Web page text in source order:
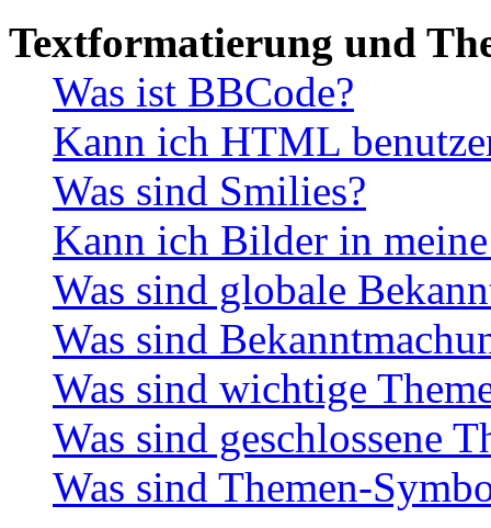
Textformatierung und
Was ist BBCode?
Kann ich HTML
Was sind Smilies?
Kann ich Bilder in
Was sind globale
Was sind
Was sind wichtige
Was sind geschlossene
Was sind Themen-